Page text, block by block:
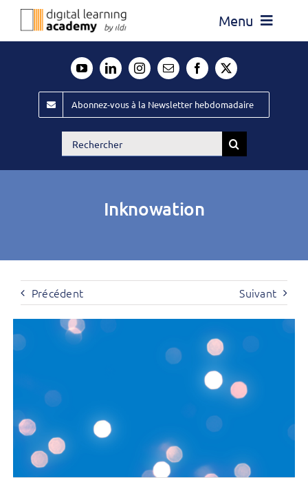
Passer
Menu
Évènements ILDI
Offres d’emploi
Abonnez-vous à la Newsletter hebdomadaire
Rechercher:
Inknowation
Précédent Suivant